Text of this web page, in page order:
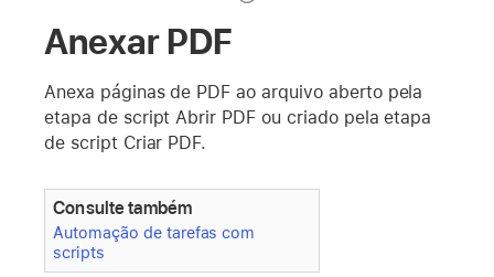
Anexar PDF
Anexa páginas de PDF ao arquivo aberto pela
etapa de script Abrir PDF ou criado pela etapa
de script Criar PDF.
Consulte também
Automação de tarefas com
scripts